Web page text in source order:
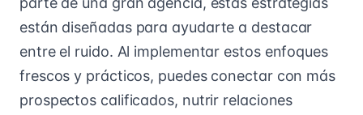
están diseñadas para ayudarte a destacar
entre el ruido. Al implementar estos enfoques
frescos y prácticos, puedes conectar con más
prospectos calificados, nutrir relaciones